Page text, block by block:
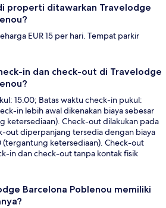
properti ditawarkan Travelodge
EUR 15 per hari. Tempat parkir
in dan check-out di Travelodge
15.00; Batas waktu check-in pukul:
in lebih awal dikenakan biaya sebesar
ketersediaan). Check-out dilakukan pada
out diperpanjang tersedia dengan biaya
(tergantung ketersediaan). Check-out
in dan check-out tanpa kontak fisik
Barcelona Poblenou memiliki